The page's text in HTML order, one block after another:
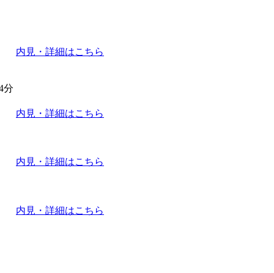
内見・詳細はこちら
分
内見・詳細はこちら
内見・詳細はこちら
内見・詳細はこちら